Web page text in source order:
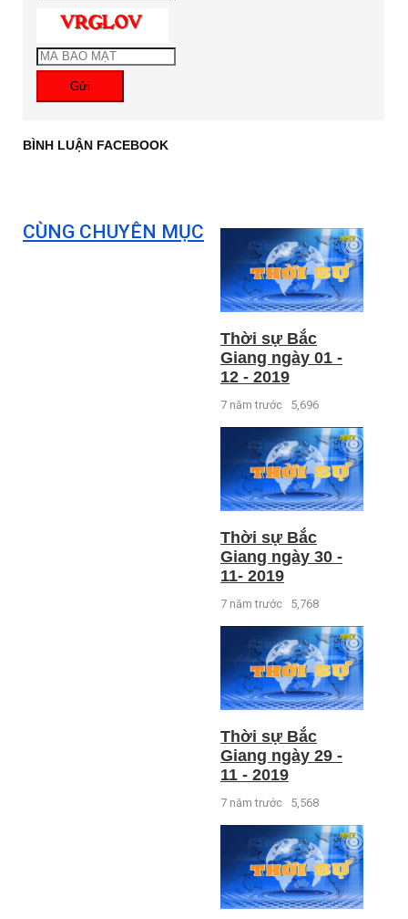
Gửi
BÌNH LUẬN FACEBOOK
CÙNG CHUYÊN MỤC
Thời sự Bắc
Giang ngày 01 -
12 - 2019
7 năm trước 5,696
Thời sự Bắc
Giang ngày 30 -
11- 2019
7 năm trước 5,768
Thời sự Bắc
Giang ngày 29 -
11 - 2019
7 năm trước 5,568